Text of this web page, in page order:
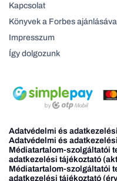
Kapcsolat
Könyvek a Forbes ajánlásával
Impresszum
Így dolgozunk
Adatvédelmi és
Adatvédelmi és
Médiatartalom-szolgáltatói
adatkezelési tájékoztató
Médiatartalom-szolgáltatói
adatkezelési tájékoztató